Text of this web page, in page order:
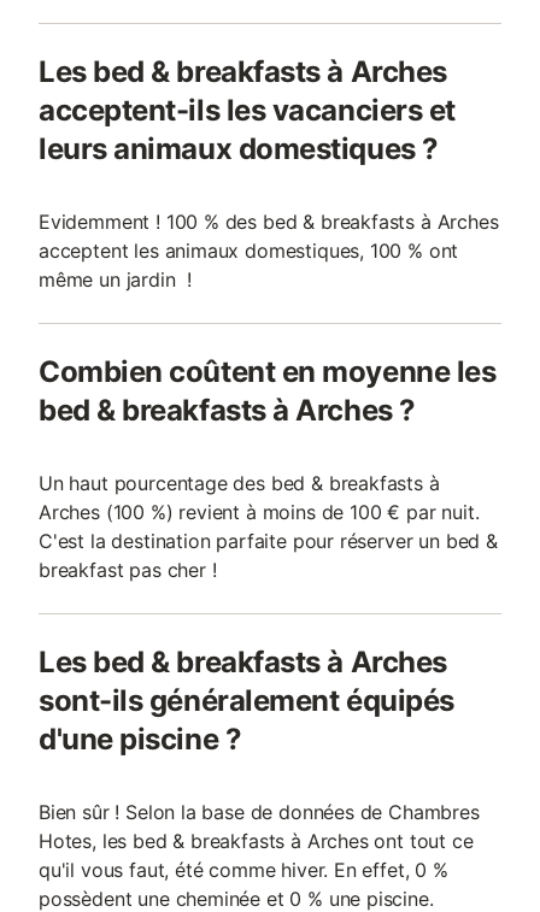
Les bed & breakfasts à Arches
acceptent-ils les vacanciers et
leurs animaux domestiques ?
Evidemment ! 100 % des bed & breakfasts à Arches
acceptent les animaux domestiques, 100 % ont
même un jardin !
Combien coûtent en moyenne les
bed & breakfasts à Arches ?
Un haut pourcentage des bed & breakfasts à
Arches (100 %) revient à moins de 100 € par nuit.
C'est la destination parfaite pour réserver un bed &
breakfast pas cher !
Les bed & breakfasts à Arches
sont-ils généralement équipés
d'une piscine ?
Bien sûr ! Selon la base de données de Chambres
Hotes, les bed & breakfasts à Arches ont tout ce
qu'il vous faut, été comme hiver. En effet, 0 %
possèdent une cheminée et 0 % une piscine.